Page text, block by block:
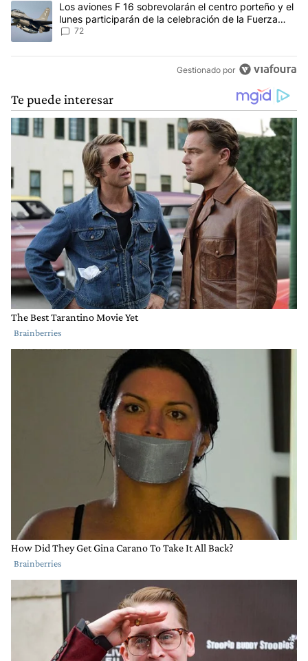
Un artículo de tendencia con el título "Los aviones F 16
Los aviones F 16 sobrevolarán el centro porteño y el
lunes participarán de la celebración de la Fuerza
Aérea
72
Gestionado por